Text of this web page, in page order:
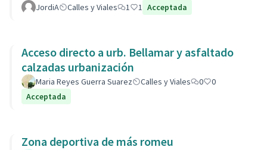
JordiA Calles y Viales 1 1 Acceptada
Acceso directo a urb. Bellamar y asfaltado
calzadas urbanización
Maria Reyes Guerra Suarez Calles y Viales 0
0
Acceptada
Zona deportiva de más romeu